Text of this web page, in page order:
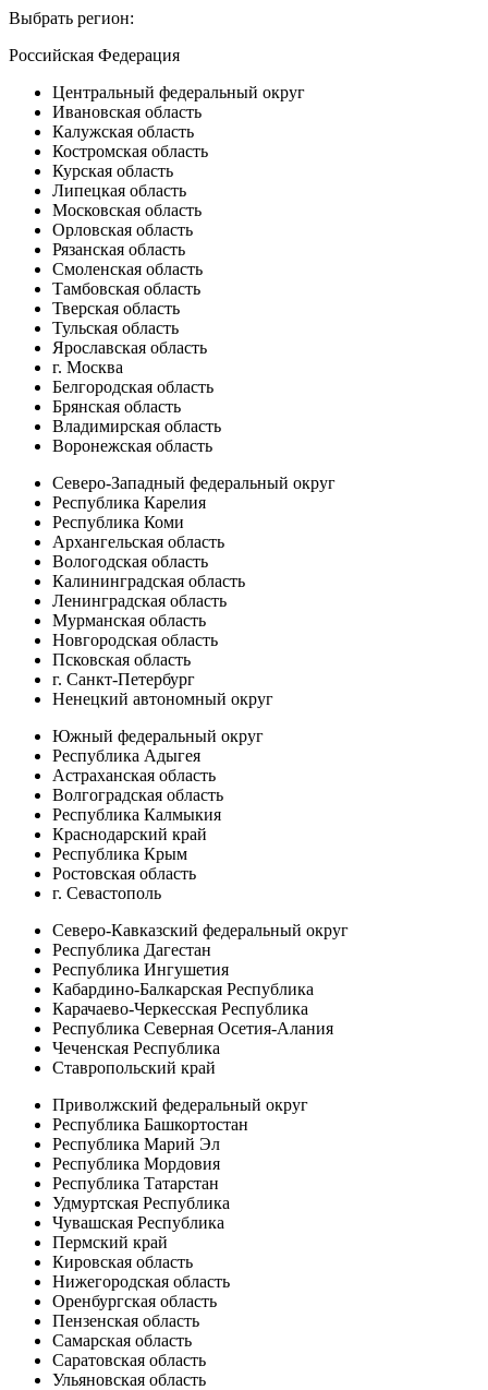
Выбрать регион:
Российская Федерация
Центральный федеральный округ
Ивановская область
Калужская область
Костромская область
Курская область
Липецкая область
Московская область
Орловская область
Рязанская область
Смоленская область
Тамбовская область
Тверская область
Тульская область
Ярославская область
г. Москва
Белгородская область
Брянская область
Владимирская область
Воронежская область
Северо-Западный федеральный округ
Республика Карелия
Республика Коми
Архангельская область
Вологодская область
Калининградская область
Ленинградская область
Мурманская область
Новгородская область
Псковская область
г. Санкт-Петербург
Ненецкий автономный округ
Южный федеральный округ
Республика Адыгея
Астраханская область
Волгоградская область
Республика Калмыкия
Краснодарский край
Республика Крым
Ростовская область
г. Севастополь
Северо-Кавказский федеральный округ
Республика Дагестан
Республика Ингушетия
Кабардино-Балкарская Республика
Карачаево-Черкесская Республика
Республика Северная Осетия-Алания
Чеченская Республика
Ставропольский край
Приволжский федеральный округ
Республика Башкортостан
Республика Марий Эл
Республика Мордовия
Республика Татарстан
Удмуртская Республика
Чувашская Республика
Пермский край
Кировская область
Нижегородская область
Оренбургская область
Пензенская область
Самарская область
Саратовская область
Ульяновская область